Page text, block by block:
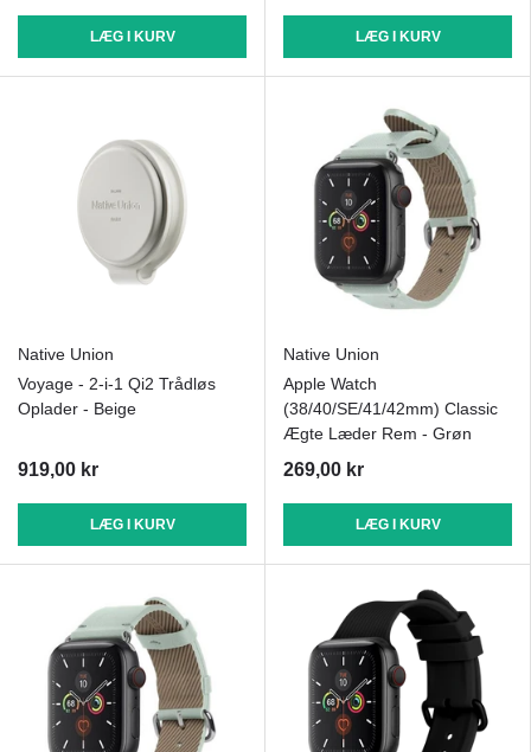
LÆG I KURV LÆG I KURV
Native Union
Voyage - 2-i-1 Qi2 Trådløs
Oplader - Beige
919,00 kr
LÆG I KURV
Native Union
Apple Watch
(38/40/SE/41/42mm) Classic
Ægte Læder Rem - Grøn
269,00 kr
LÆG I KURV